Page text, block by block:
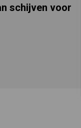
schijven voor